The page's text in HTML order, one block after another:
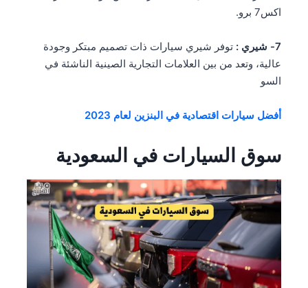
اكس7 برو.
7- شيري :
توفر شيري سيارات ذات تصميم مبتكر وجودة
عالية، وتعد من بين العلامات التجارية الصينية الناشئة في
السو
أفضل سيارات اقتصادية في البنزين لعام 2023
سوق السيارات في السعودية